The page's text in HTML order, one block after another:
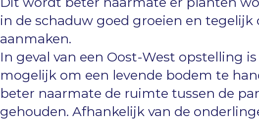
in de schaduw goed groeien en tegelijk
aanmaken.
In geval van een Oost-West opstelling
mogelijk om een levende bodem te
beter naarmate de ruimte tussen de
gehouden. Afhankelijk van de